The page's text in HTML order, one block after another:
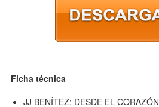
Ficha técnica
JJ BENÍTEZ: DESDE EL CORAZÓN